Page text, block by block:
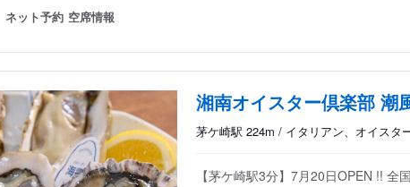
ネット予約 空席情報
湘南オイスター倶楽部 潮
茅ケ崎駅 224m / イタリアン、オイスタ
【茅ケ崎駅3分】7月20日OPEN !! 全